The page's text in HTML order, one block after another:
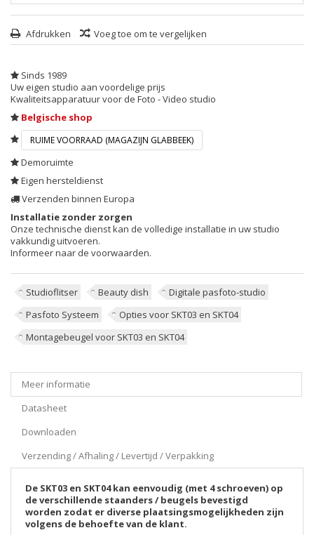
Afdrukken Voeg toe om te vergelijken
Sinds 1989
Uw eigen studio aan voordelige prijs
Kwaliteitsapparatuur voor de Foto - Video studio
Belgische shop
RUIME VOORRAAD (MAGAZIJN GLABBEEK)
Demoruimte
Eigen hersteldienst
Verzenden binnen Europa
Installatie zonder zorgen
Onze technische dienst kan de volledige installatie in uw studio
vakkundig uitvoeren.
Informeer naar de voorwaarden.
Studioflitser Beauty dish
Digitale pasfoto-studio
Pasfoto Systeem
Opties voor SKT03 en SKT04
Montagebeugel voor SKT03 en SKT04
Meer informatie
Datasheet
Downloaden
Verzending / Afhaling / Levertijd / Verpakking
De SKT03 en SKT04 kan eenvoudig (met 4 schroeven) op
de verschillende staanders / beugels bevestigd
worden zodat er diverse plaatsingsmogelijkheden zijn
volgens de behoefte van de klant.